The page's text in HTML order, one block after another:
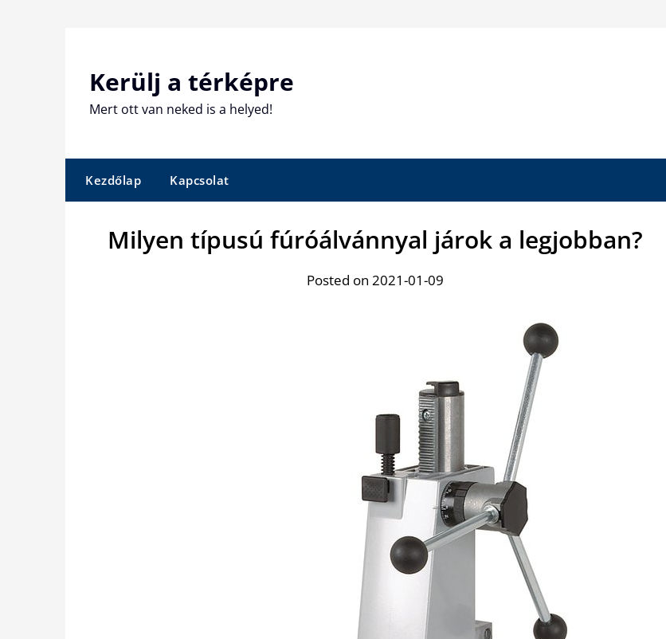
Kerülj a térképre
Mert ott van neked is a helyed!
Kezdőlap Kapcsolat
Milyen típusú fúróálvánnyal járok a legjobban?
Posted on 2021-01-09